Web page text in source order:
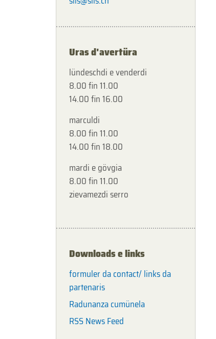
Uras d'avertüra
lündeschdi e venderdi
8.00 fin 11.00
14.00 fin 16.00
marculdi
8.00 fin 11.00
14.00 fin 18.00
mardi e gövgia
8.00 fin 11.00
zievamezdi serro
Downloads e links
formuler da contact/ links da
partenaris
Radunanza cumünela
RSS News Feed